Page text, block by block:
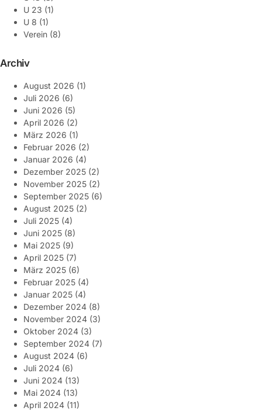
U 23 (1)
U 8 (1)
Verein (8)
Archiv
August 2026 (1)
Juli 2026 (6)
Juni 2026 (5)
April 2026 (2)
März 2026 (1)
Februar 2026 (2)
Januar 2026 (4)
Dezember 2025 (2)
November 2025 (2)
September 2025 (6)
August 2025 (2)
Juli 2025 (4)
Juni 2025 (8)
Mai 2025 (9)
April 2025 (7)
März 2025 (6)
Februar 2025 (4)
Januar 2025 (4)
Dezember 2024 (8)
November 2024 (3)
Oktober 2024 (3)
September 2024 (7)
August 2024 (6)
Juli 2024 (6)
Juni 2024 (13)
Mai 2024 (13)
April 2024 (11)